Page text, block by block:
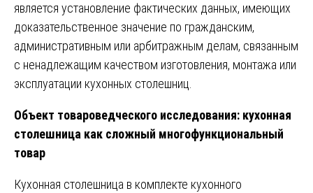
является установление фактических данных, имеющих
доказательственное значение по гражданским,
административным или арбитражным делам, связанным
с ненадлежащим качеством изготовления, монтажа или
эксплуатации кухонных столешниц.
Объект товароведческого исследования: кухонная
столешница как сложный многофункциональный
товар
Кухонная столешница в комплекте кухонного